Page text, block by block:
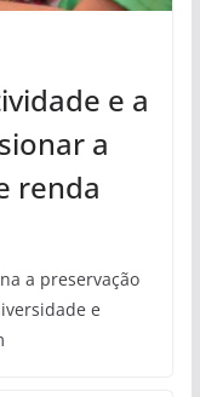
e a
a
renda
a preservação
e